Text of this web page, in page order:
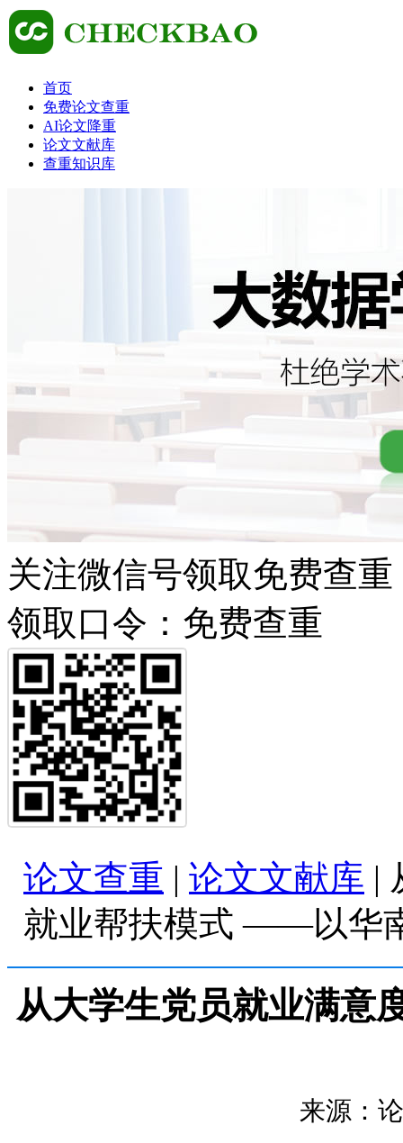
首页
免费论文查重
AI论文降重
论文文献库
查重知识库
关注微信号领取免费查重
领取口令：免费查重
论文查重 | 论文文献库 |
就业帮扶模式 ——以华
从大学生党员就业满
来源：